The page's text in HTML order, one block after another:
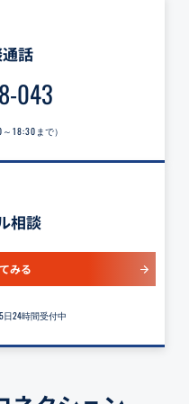
話
043
18:30まで）
相談
みる
日24時間受付中